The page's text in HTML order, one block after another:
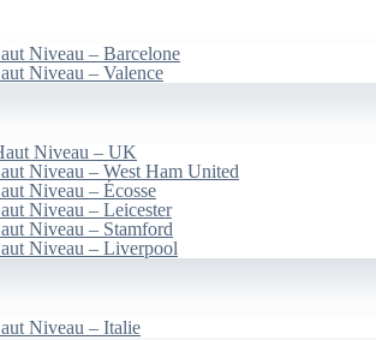
Niveau – Barcelone
Niveau – Valence
Niveau – UK
Niveau – West Ham United
Niveau – Écosse
Niveau – Leicester
Niveau – Stamford
Niveau – Liverpool
Niveau – Italie